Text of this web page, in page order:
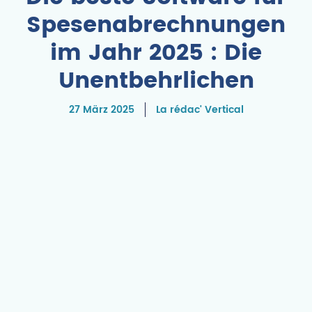
Spesenabrechnungen
im Jahr 2025 : Die
Unentbehrlichen
27 März 2025 La rédac' Vertical